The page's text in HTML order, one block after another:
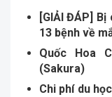
[GIẢI ĐÁP]
13 bệnh về
Quốc Hoa
(Sakura)
Chi phí du